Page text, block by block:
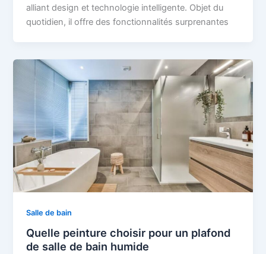
alliant design et technologie intelligente. Objet du
quotidien, il offre des fonctionnalités surprenantes
Salle de bain
Quelle peinture choisir pour un plafond
de salle de bain humide